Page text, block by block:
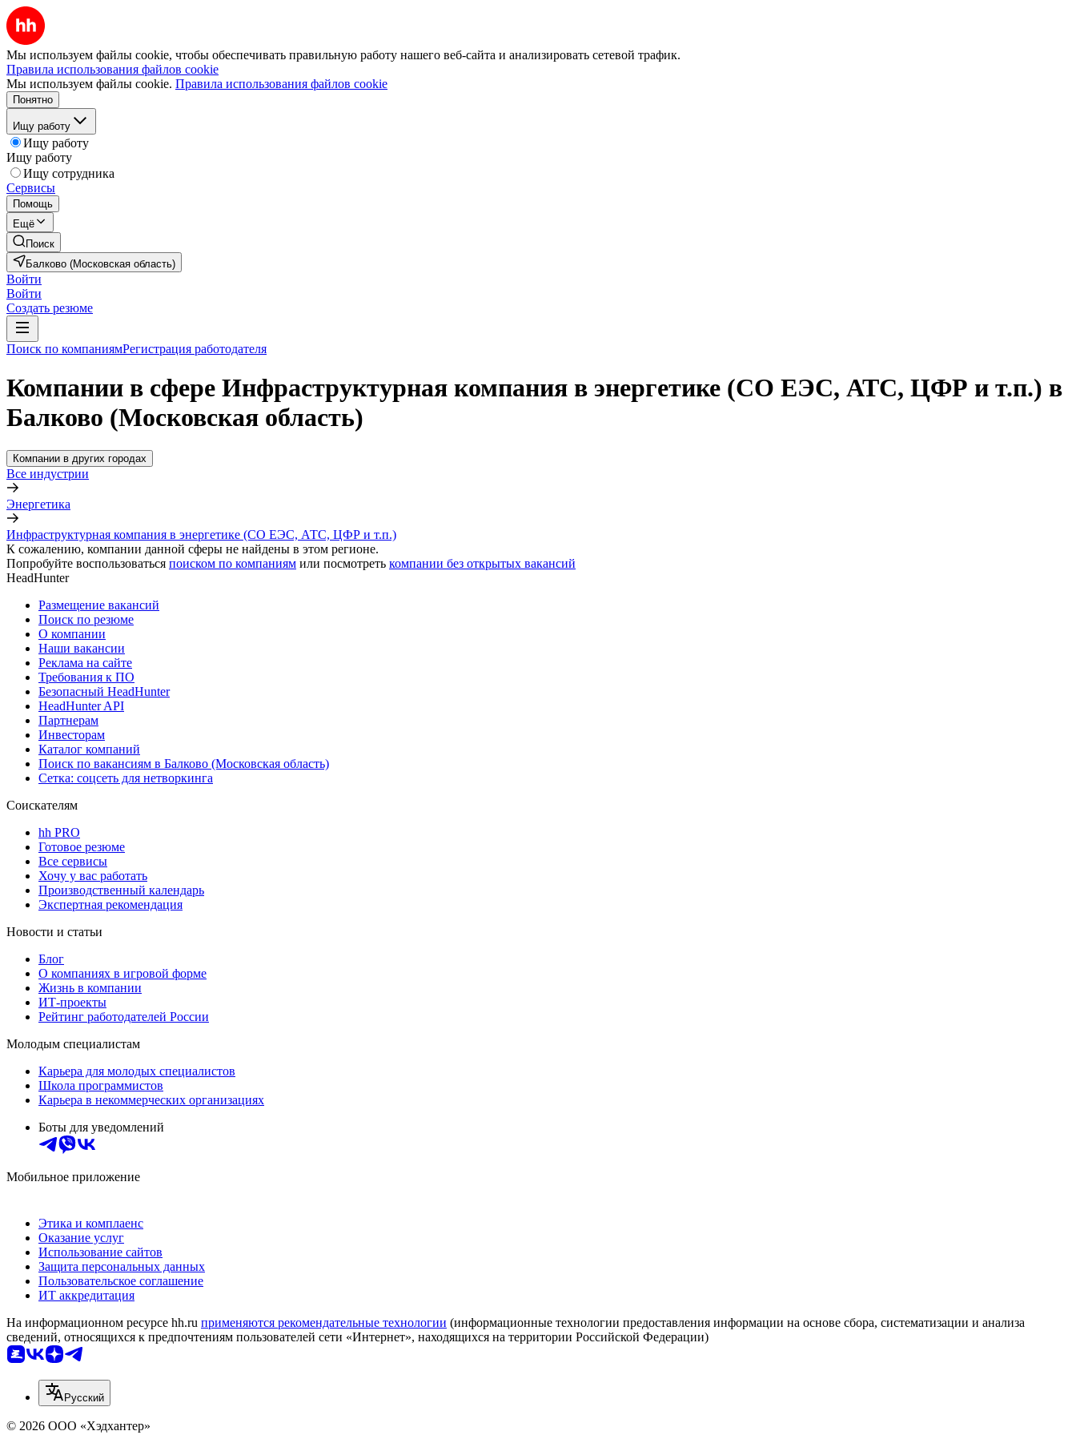
Мы используем файлы cookie, чтобы обеспечивать правильную работу нашего веб-сайта и анализировать сетевой трафик.
Правила использования файлов cookie
Мы используем файлы cookie. Правила использования файлов cookie
Понятно
Ищу работу
Ищу работу
Ищу работу
Ищу сотрудника
Сервисы
Помощь
Ещё
Поиск
Балково (Московская область)
Войти
Войти
Создать резюме
Поиск по компаниямРегистрация работодателя
Компании в сфере Инфраструктурная компания в энергетике (СО ЕЭС, АТС, ЦФР и т.п.) в
Балково (Московская область)
Компании в других городах
Все индустрии
Энергетика
Инфраструктурная компания в энергетике (СО ЕЭС, АТС, ЦФР и т.п.)
К сожалению, компании данной сферы не найдены в этом регионе.
Попробуйте воспользоваться поиском по компаниям или посмотреть компании без открытых вакансий
HeadHunter
Размещение вакансий
Поиск по резюме
О компании
Наши вакансии
Реклама на сайте
Требования к ПО
Безопасный HeadHunter
HeadHunter API
Партнерам
Инвесторам
Каталог компаний
Поиск по вакансиям в Балково (Московская область)
Сетка: соцсеть для нетворкинга
Соискателям
hh PRO
Готовое резюме
Все сервисы
Хочу у вас работать
Производственный календарь
Экспертная рекомендация
Новости и статьи
Блог
О компаниях в игровой форме
Жизнь в компании
ИТ-проекты
Рейтинг работодателей России
Молодым специалистам
Карьера для молодых специалистов
Школа программистов
Карьера в некоммерческих организациях
Боты для уведомлений
Мобильное приложение
Этика и комплаенс
Оказание услуг
Использование сайтов
Защита персональных данных
Пользовательское соглашение
ИТ аккредитация
На информационном ресурсе hh.ru применяются рекомендательные технологии (информационные технологии предоставления информации на основе сбора, систематизации и анализа
сведений, относящихся к предпочтениям пользователей сети «Интернет», находящихся на территории Российской Федерации)
Русский
© 2026 ООО «Хэдхантер»